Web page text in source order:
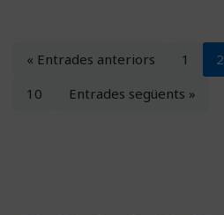
« Entrades anteriors 1 2
10
Entrades següents »